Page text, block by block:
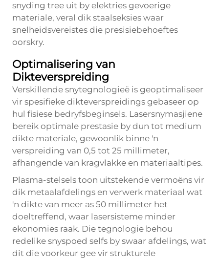
snyding tree uit by elektries gevoerige
materiale, veral dik staalseksies waar
snelheidsvereistes die presisiebehoeftes
oorskry.
Optimalisering van
Dikteverspreiding
Verskillende snytegnologieë is geoptimaliseer
vir spesifieke dikteverspreidings gebaseer op
hul fisiese bedryfsbeginsels. Lasersnymasjiene
bereik optimale prestasie by dun tot medium
dikte materiale, gewoonlik binne 'n
verspreiding van 0,5 tot 25 millimeter,
afhangende van kragvlakke en materiaaltipes.
Plasma-stelsels toon uitstekende vermoëns vir
dik metaalafdelings en verwerk materiaal wat
'n dikte van meer as 50 millimeter het
doeltreffend, waar lasersisteme minder
ekonomies raak. Die tegnologie behou
redelike snyspoed selfs by swaar afdelings, wat
dit die voorkeur gee vir strukturele